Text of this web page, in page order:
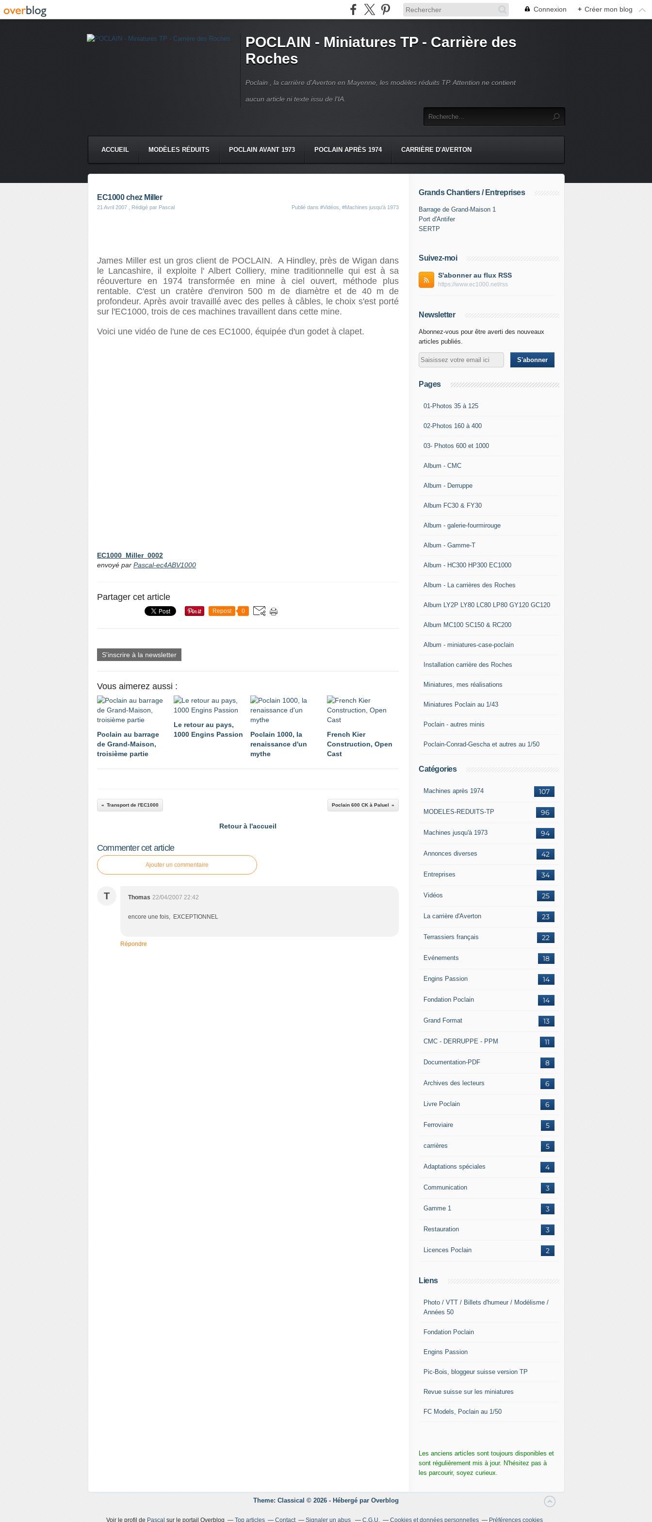
Connexion + Créer mon blog
POCLAIN - Miniatures TP - Carrière des
Roches
Poclain , la carrière d'Averton en Mayenne, les modèles réduits TP. Attention ne contient
aucun article ni texte issu de l'IA.
ACCUEIL MODÈLES RÉDUITS POCLAIN AVANT 1973 POCLAIN APRÈS 1974 CARRIÈRE D'AVERTON
EC1000 chez Miller
21 Avril 2007 , Rédigé par Pascal Publié dans #Vidéos #Machines jusqu'à 1973
James Miller est un gros client de POCLAIN. A Hindley, près de Wigan dans
le Lancashire, il exploite l' Albert Colliery, mine traditionnelle qui est à sa
réouverture en 1974 transformée en mine à ciel ouvert, méthode plus
rentable. C'est un cratère d'environ 500 m de diamètre et de 40 m de
profondeur. Après avoir travaillé avec des pelles à câbles, le choix s'est porté
sur l'EC1000, trois de ces machines travaillent dans cette mine.
Voici une vidéo de l'une de ces EC1000, équipée d'un godet à clapet.
EC1000_Miller_0002
envoyé par Pascal-ec4ABV1000
Partager cet article
Repost 0
S'inscrire à la newsletter
Vous aimerez aussi :
Poclain au barrage
de Grand-Maison,
troisième partie
Le retour au pays,
1000 Engins Passion
Poclain 1000, la
renaissance d'un
mythe
French Kier
Construction, Open
Cast
Transport de l'EC1000 Poclain 600 CK à Paluel
Retour à l'accueil
Commenter cet article
Ajouter un commentaire
T Thomas 22/04/2007 22:42
encore une fois, EXCEPTIONNEL
Répondre
Grands Chantiers / Entreprises
Barrage de Grand-Maison 1
Port d'Antifer
SERTP
Suivez-moi
S'abonner au flux RSS
https://www.ec1000.net/rss
Newsletter
Abonnez-vous pour être averti des nouveaux
articles publiés.
Pages
01-Photos 35 à 125
02-Photos 160 à 400
03- Photos 600 et 1000
Album - CMC
Album - Derruppe
Album FC30 & FY30
Album - galerie-fourmirouge
Album - Gamme-T
Album - HC300 HP300 EC1000
Album - La carrières des Roches
Album LY2P LY80 LC80 LP80 GY120 GC120
Album MC100 SC150 & RC200
Album - miniatures-case-poclain
Installation carrière des Roches
Miniatures, mes réalisations
Miniatures Poclain au 1/43
Poclain - autres minis
Poclain-Conrad-Gescha et autres au 1/50
Catégories
107
Machines après 1974
96
MODELES-REDUITS-TP
94
Machines jusqu'à 1973
42
Annonces diverses
34
Entreprises
25
Vidéos
23
La carrière d'Averton
22
Terrassiers français
18
Evénements
14
Engins Passion
14
Fondation Poclain
13
Grand Format
11
CMC - DERRUPPE - PPM
8
Documentation-PDF
6
Archives des lecteurs
6
Livre Poclain
5
Ferroviaire
5
carrières
4
Adaptations spéciales
3
Communication
3
Gamme 1
3
Restauration
2
Licences Poclain
Liens
Photo / VTT / Billets d'humeur / Modélisme /
Années 50
Fondation Poclain
Engins Passion
Pic-Bois, bloggeur suisse version TP
Revue suisse sur les miniatures
FC Models, Poclain au 1/50
Les anciens articles sont toujours disponibles et
sont régulièrement mis à jour. N'hésitez pas à
les parcourir, soyez curieux.
Theme: Classical © 2026 - Hébergé par Overblog
Voir le profil de Pascal sur le portail Overblog Top articles Contact Signaler un abus C.G.U. Cookies et données personnelles Préférences cookies